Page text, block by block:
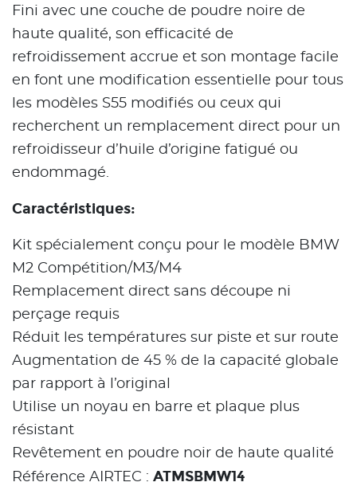
Fini avec une couche de poudre noire de
haute qualité, son efficacité de
refroidissement accrue et son montage facile
en font une modification essentielle pour tous
les modèles S55 modifiés ou ceux qui
recherchent un remplacement direct pour un
refroidisseur d’huile d’origine fatigué ou
endommagé.
Caractéristiques:
Kit spécialement conçu pour le modèle BMW
M2 Compétition/M3/M4
Remplacement direct sans découpe ni
perçage requis
Réduit les températures sur piste et sur route
Augmentation de 45 % de la capacité globale
par rapport à l’original
Utilise un noyau en barre et plaque plus
résistant
Revêtement en poudre noir de haute qualité
Référence AIRTEC : ATMSBMW14